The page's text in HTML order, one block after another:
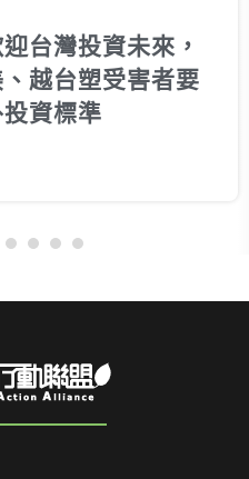
台灣投資未來，
越台塑受害者要
資標準